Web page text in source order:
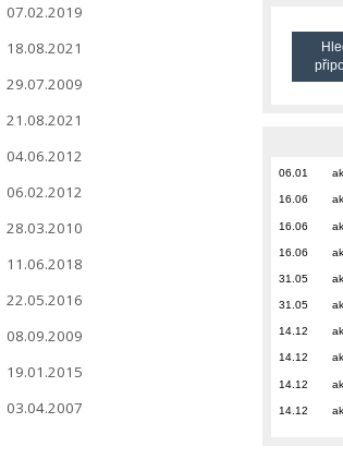
07.02.2019
18.08.2021
29.07.2009
21.08.2021
04.06.2012
06.02.2012
28.03.2010
11.06.2018
22.05.2016
08.09.2009
19.01.2015
03.04.2007
06.01
16.06
16.06
16.06
31.05
31.05
14.12
14.12
14.12
14.12